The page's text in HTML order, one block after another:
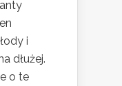
i
dłużej.
o te